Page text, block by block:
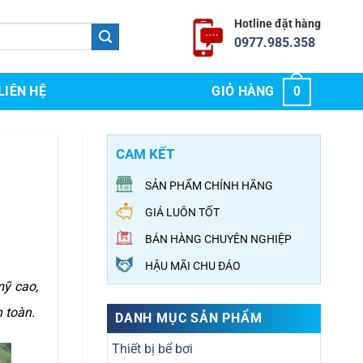
Hotline đặt hàng
0977.985.358
HỆ GIỎ HÀNG 0
cao,
toàn.
CAM KẾT
SẢN PHẨM CHÍNH HÃNG
GIÁ LUÔN TỐT
BÁN HÀNG CHUYÊN NGHIỆP
HẬU MÃI CHU ĐÁO
DANH MỤC SẢN PHẨM
Thiết bị bể bơi